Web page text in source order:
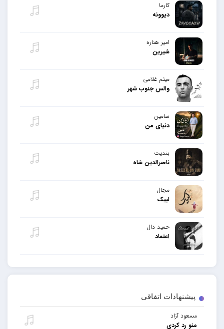
پیشنهادات اتفاقی
مسعود آزاد
منو رد کردی
کارما
دیوونه
امیر هناره
شیرین
میثم غلامی
والس جنوب شهر
سامین
دنیای من
بندیت
ناصرالدین شاه
مجال
لبیک
حمید دال
اعتماد